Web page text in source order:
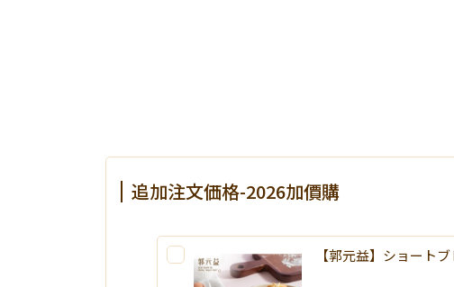
追加注文価格-2026加價購
【郭元益】ショート